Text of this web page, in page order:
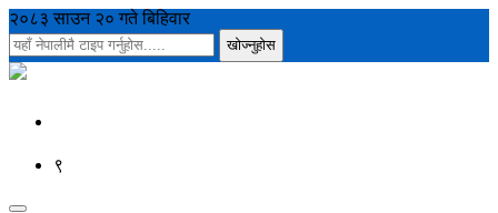
२०८३ साउन २० गते बिहिवार
९